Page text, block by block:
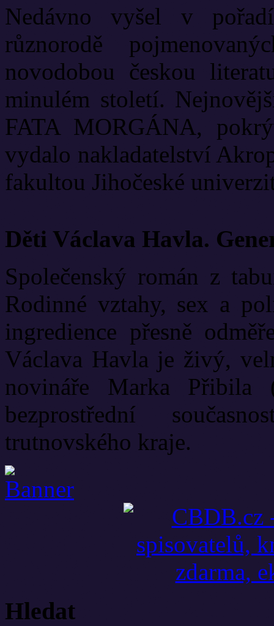
Nedávno vyšel v
různorodě
novodobou českou
minulém století.
FATA MORGÁNA,
vydalo nakladatelství
fakultou Jihočeské
Děti Václava Havla.
Společenský román z
Rodinné vztahy, sex a
ingredience přesně
Václava Havla je živý,
novináře Marka Přibila
bezprostřední
trutnovského kraje.
Hledat